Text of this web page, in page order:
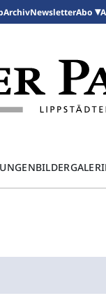
ArchivNewsletterAbo